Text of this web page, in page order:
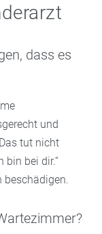
dass es
und
tut nicht
bin bei dir.“
beschädigen.